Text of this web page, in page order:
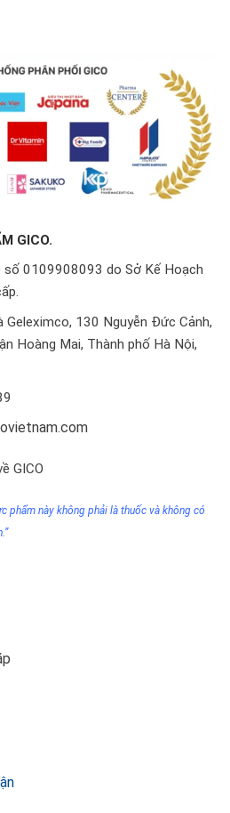
GICO.
số 0109908093 do Sở Kế Hoạch
Geleximco, 130 Nguyễn Đức Cảnh,
Hoàng Mai, Thành phố Hà Nội,
GICO
phẩm này không phải là thuốc và không có